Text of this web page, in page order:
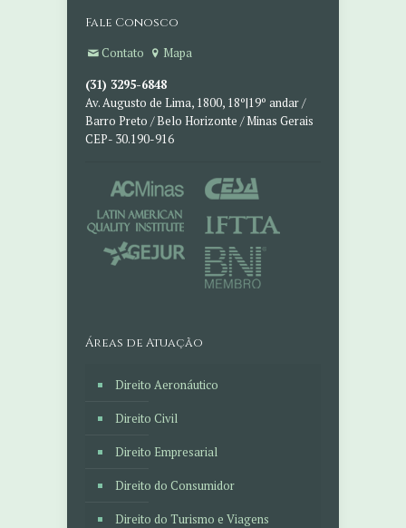
Fale Conosco
Contato
Mapa
(31) 3295-6848
Av. Augusto de Lima, 1800, 18º|19º andar /
Barro Preto / Belo Horizonte / Minas Gerais
CEP- 30.190-916
Áreas de Atuação
Direito Aeronáutico
Direito Civil
Direito Empresarial
Direito do Consumidor
Direito do Turismo e Viagens